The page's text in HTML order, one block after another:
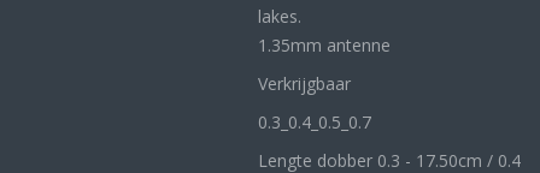
lakes.
1.35mm antenne
Verkrijgbaar
0.3_ 0.4_ 0.5_0.7
Lengte dobber 0.3 - 17.50cm / 0.4